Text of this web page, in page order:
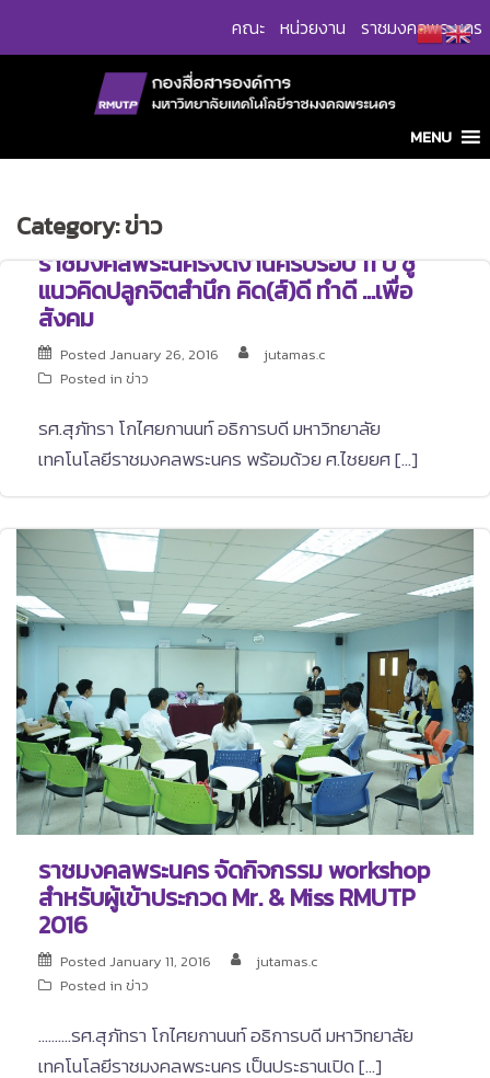
คณะ หน่วยงาน ราชมงคลพระนคร
MENU
Category:ข่าว
ราชมงคลพระนครจัดงานครบรอบ 11 ปี ชู
แนวคิดปลูกจิตสำนึก คิด(ส์)ดี ทำดี …เพื่อ
สังคม
Posted January 26, 2016
jutamas.c
Posted in ข่าว
รศ.สุภัทรา โกไศยกานนท์ อธิการบดี มหาวิทยาลัย
เทคโนโลยีราชมงคลพระนคร พร้อมด้วย ศ.ไชยยศ […]
ราชมงคลพระนคร จัดกิจกรรม workshop
สำหรับผู้เข้าประกวด Mr. & Miss RMUTP
2016
Posted January 11, 2016
jutamas.c
Posted in ข่าว
……….รศ.สุภัทรา โกไศยกานนท์ อธิการบดี มหาวิทยาลัย
เทคโนโลยีราชมงคลพระนคร เป็นประธานเปิด […]